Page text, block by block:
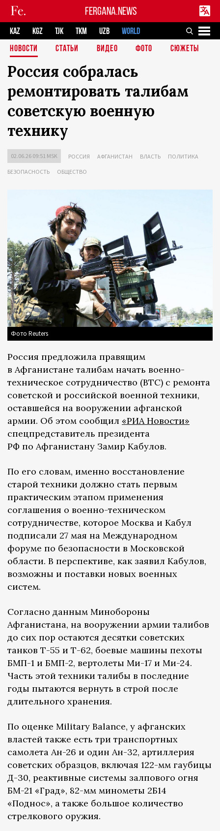
FERGANA.NEWS
KAZ KGZ TJK TKM UZB
WORLD
НОВОСТИ
СТАТЬИ ВИДЕО ФОТО СЮЖЕТЫ
Россия собралась
ремонтировать талибам
советскую военную
технику
02.06.26 09:51 MSK РОССИЯ АФГАНИСТАН ВЛАСТЬ ПОЛИТИКА
БЕЗОПАСНОСТЬ ОБЩЕСТВО
Фото Reuters
Россия предложила правящим
в Афганистане талибам начать военно-
техническое сотрудничество (ВТС) с ремонта
советской и российской военной техники,
оставшейся на вооружении афганской
армии. Об этом сообщил «РИА Новости»
спецпредставитель президента
РФ по Афганистану Замир Кабулов.
По его словам, именно восстановление
старой техники должно стать первым
практическим этапом применения
соглашения о военно-техническом
сотрудничестве, которое Москва и Кабул
подписали 27 мая на Международном
форуме по безопасности в Московской
области. В перспективе, как заявил Кабулов,
возможны и поставки новых военных
систем.
Согласно данным Минобороны
Афганистана, на вооружении армии талибов
до сих пор остаются десятки советских
танков Т-55 и Т-62, боевые машины пехоты
БМП-1 и БМП-2, вертолеты Ми-17 и Ми-24.
Часть этой техники талибы в последние
годы пытаются вернуть в строй после
длительного хранения.
По оценке Military Balance, у афганских
властей также есть три транспортных
самолета Ан-26 и один Ан-32, артиллерия
советских образцов, включая 122-мм гаубицы
Д-30, реактивные системы залпового огня
БМ-21 «Град», 82-мм минометы 2Б14
«Поднос», а также большое количество
стрелкового оружия.